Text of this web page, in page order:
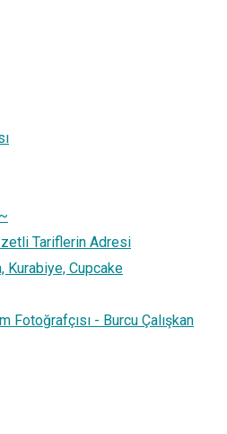
Tariflerin Adresi
Kurabiye, Cupcake
Fotoğrafçısı - Burcu Çalışkan